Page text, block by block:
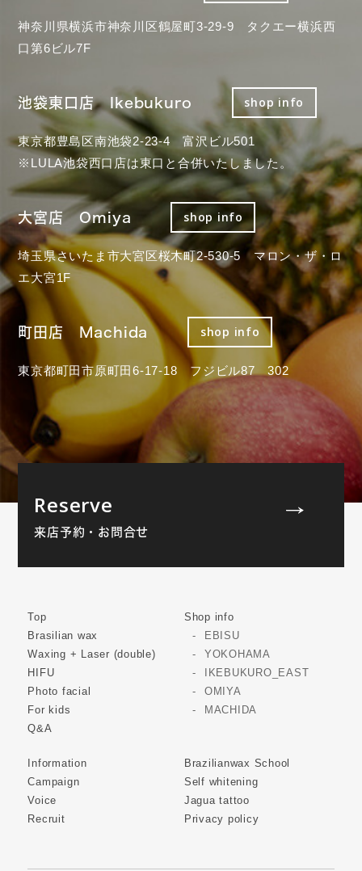
神奈川県横浜市神奈川区鶴屋町3-29-9 タクエー横浜西
口第6ビル7F
池袋東口店 Ikebukuro shop info
東京都豊島区南池袋2-23-4 富沢ビル501
※LULA池袋西口店は東口と合併いたしました。
大宮店 Omiya shop info
埼玉県さいたま市大宮区桜木町2-530-5 マロン・ザ・ロ
エ大宮1F
町田店 Machida shop info
東京都町田市原町田6-17-18 フジビル87 302
Reserve
来店予約・お問合せ
Top
Brasilian wax
Waxing + Laser (double)
HIFU
Photo facial
For kids
Q&A
Shop info
EBISU
YOKOHAMA
IKEBUKURO_EAST
OMIYA
MACHIDA
Information
Campaign
Voice
Recruit
Brazilianwax School
Self whitening
Jagua tattoo
Privacy policy